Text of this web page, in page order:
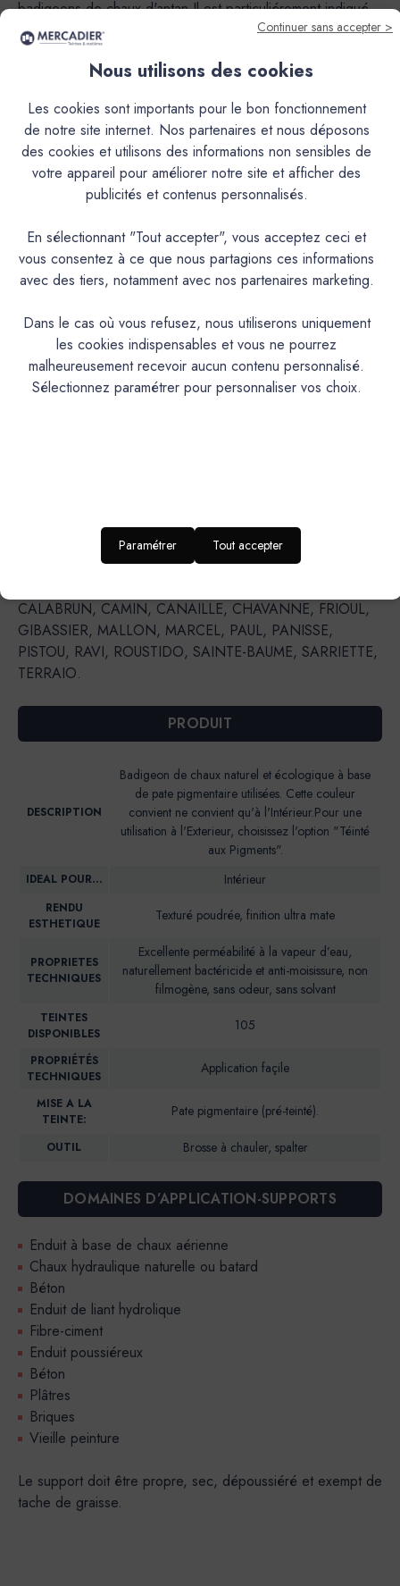
badigeons de chaux d'antan.Il est particuliérement indiqué
pour les batiments historiques et d'interet artistique, dans
les programmes de revalorisation des vieux centres villes et
pour une meilleure intégration chromatique et esthétique
dans les décorations contemporaines, même sur des
supports modernes (BA13 ...).Sa nature en fait un produit
exceptionnel autant en intérieur qu'en extérieur.Cependant,
le mode de mise à la teinte peut limiter l'usage de certaines
couleurs.Le type de mise à la teinte (Teinté aux Pigments ou
donne à vos murs et plafonds, ainsi qu'aux façades, une
ambiance et chaleureuse, ses teintes semblent patinées par
le temps.Sa nature en fait un produit exceptionnel autant en
teinte (Pigments poudre à mélanger ou Pré-teinté) rend
utilisable ou non le produit en extérieur et peut limiter
l’usage de certaines couleurs.En version Pigments poudre à
mélanger, application déconseillée à l’extérieur pour les
OULIVIÉ, PESCADOU, PICNIC, SARTINE, SORMIOU,
TREMPETTE.Teintes qui peuvent être utilisées à l’extérieur
sauf dans le cas d’une I.T.E. (Isolation Thermique par
CALABRUN, CAMIN, CANAILLE, CHAVANNE, FRIOUL,
GIBASSIER, MALLON, MARCEL, PAUL, PANISSE,
PISTOU, RAVI, ROUSTIDO, SAINTE-BAUME, SARRIETTE,
TERRAIO.
PRODUIT
DESCRIPTION
Badigeon de chaux naturel et écologique à base
de pate pigmentaire utilisées. Cette couleur
convient ne convient qu'à l'Intérieur.Pour une
utilisation à l'Exterieur, choisissez l'option "Téinté
aux Pigments".
IDEAL POUR… Intérieur
RENDU
ESTHETIQUE
Texturé poudrée, finition ultra mate
PROPRIETES
TECHNIQUES
Excellente perméabilité à la vapeur d’eau,
naturellement bactéricide et anti-moisissure, non
filmogène, sans odeur, sans solvant
TEINTES
DISPONIBLES
105
PROPRIÉTÉS
TECHNIQUES
Application façile
MISE A LA
TEINTE:
Pate pigmentaire (pré-teinté).
OUTIL Brosse à chauler, spalter
DOMAINES D’APPLICATION-SUPPORTS
Enduit à base de chaux aérienne
Chaux hydraulique naturelle ou batard
Béton
Enduit de liant hydrolique
Fibre-ciment
Enduit poussiéreux
Béton
Plâtres
Briques
Vieille peinture
Le support doit être propre, sec, dépoussiéré et exempt de
tache de graisse.
Continuer sans accepter >
Nous utilisons des cookies
Les cookies sont importants pour le bon fonctionnement
de notre site internet. Nos partenaires et nous déposons
des cookies et utilisons des informations non sensibles de
votre appareil pour améliorer notre site et afficher des
publicités et contenus personnalisés.
En sélectionnant "Tout accepter", vous acceptez ceci et
vous consentez à ce que nous partagions ces informations
avec des tiers, notamment avec nos partenaires marketing.
Dans le cas où vous refusez, nous utiliserons uniquement
les cookies indispensables et vous ne pourrez
malheureusement recevoir aucun contenu personnalisé.
Sélectionnez paramétrer pour personnaliser vos choix.
Paramétrer Tout accepter